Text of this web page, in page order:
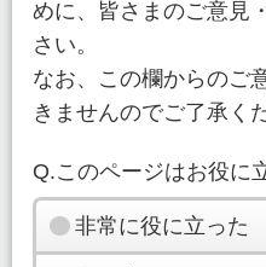
めに、皆さまのご意見
さい。
なお、この欄からのご
きませんのでご了承く
Q.このページはお役に
非常に役に立った